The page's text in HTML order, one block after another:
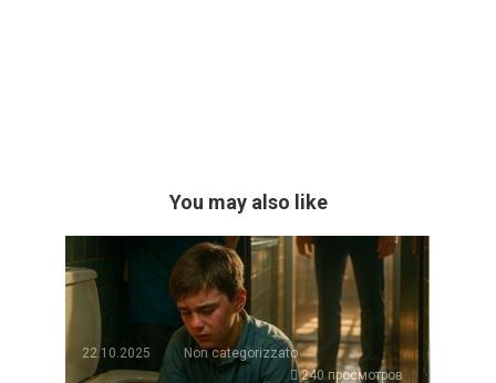
You may also like
22.10.2025
Non categorizzato
240 просмотров